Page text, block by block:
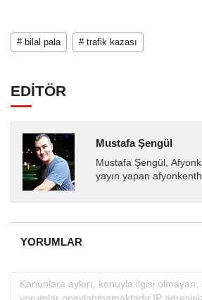
# bilal pala # trafik kazası
EDİTÖR
Mustafa Şengül
Mustafa Şengül,
yayın yapan
almakta, haber akışı...
YORUMLAR